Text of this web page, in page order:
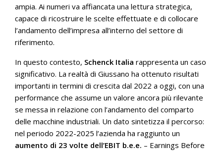
ampia. Ai numeri va affiancata una lettura strategica,
capace di ricostruire le scelte effettuate e di collocare
l’andamento dell’impresa all’interno del settore di
riferimento.
In questo contesto, Schenck Italia rappresenta un caso
significativo. La realtà di Giussano ha ottenuto risultati
importanti in termini di crescita dal 2022 a oggi, con una
performance che assume un valore ancora più rilevante
se messa in relazione con l’andamento del comparto
delle macchine industriali. Un dato sintetizza il percorso:
nel periodo 2022-2025 l’azienda ha raggiunto un
aumento di 23 volte dell’EBIT b.e.e. – Earnings Before